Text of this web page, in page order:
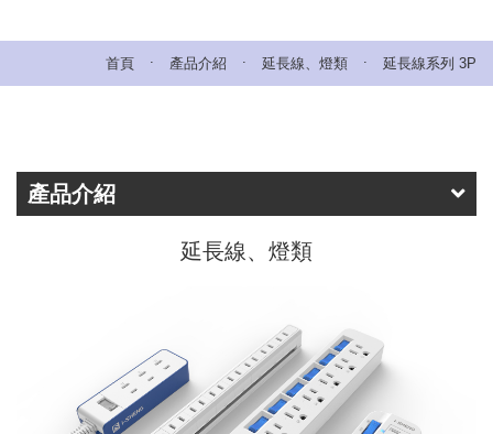
首頁 . 產品介紹 . 延長線、燈類 . 延長線系列 3P
產品介紹
延長線、燈類